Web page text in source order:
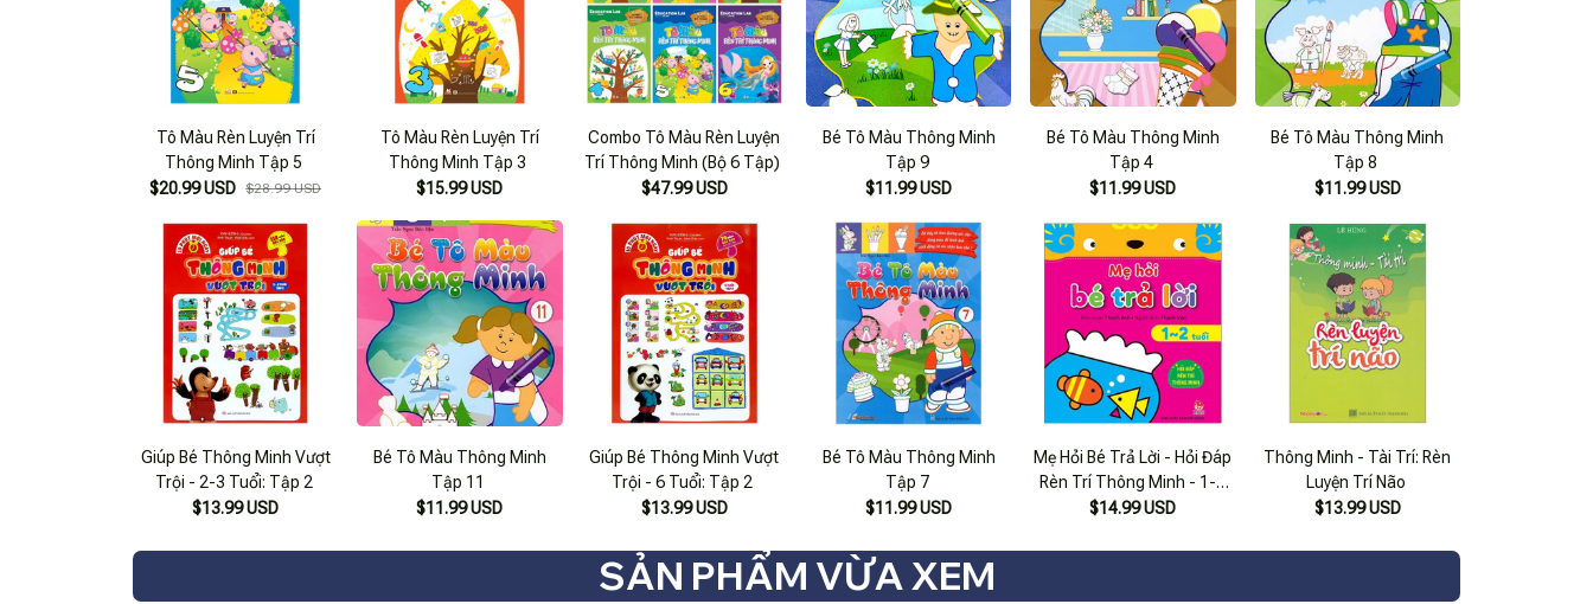
Tô Màu Rèn Luyện Trí
Thông Minh Tập 5
$20.99 USD $28.99 USD
Tô Màu Rèn Luyện Trí
Thông Minh Tập 3
$15.99 USD
Combo Tô Màu Rèn Luyện
Trí Thông Minh (Bộ 6 Tập)
$47.99 USD
Bé Tô Màu Thông Minh
Tập 9
$11.99 USD
Bé Tô Màu Thông Minh
Tập 4
$11.99 USD
Bé Tô Màu Thông Minh
Tập 8
$11.99 USD
Giúp Bé Thông Minh Vượt
Trội - 2-3 Tuổi: Tập 2
$13.99 USD
Bé Tô Màu Thông Minh
Tập 11
$11.99 USD
Giúp Bé Thông Minh Vượt
Trội - 6 Tuổi: Tập 2
$13.99 USD
Bé Tô Màu Thông Minh
Tập 7
$11.99 USD
Mẹ Hỏi Bé Trả Lời - Hỏi Đáp
Rèn Trí Thông Minh - 1-2
Tuổi
$14.99 USD
Thông Minh - Tài Trí: Rèn
Luyện Trí Não
$13.99 USD
SẢN PHẨM VỪA XEM